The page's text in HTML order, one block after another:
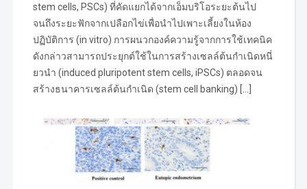
stem cells, PSCs) ที่คัดแยกได้จากเอ็มบริโอระยะต้นไป
จนถึงระยะฟักจากเปลือกไข่เพื่อนำไปเพาะเลี้ยงในห้อง
ปฏิบัติการ (in vitro) การผนวกองค์ความรู้จากการใช้เทคนิค
ดังกล่าวสามารถประยุกต์ใช้ในการสร้างเซลล์ต้นกำเนิดหนี่
ยวนำ (induced pluripotent stem cells, iPSCs) ตลอดจน
สร้างธนาคารเซลล์ต้นกำเนิด (stem cell banking) […]